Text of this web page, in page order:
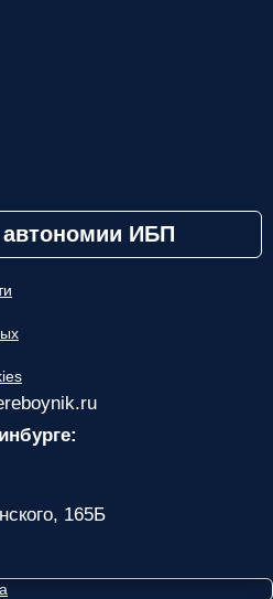
автономии ИБП
165Б